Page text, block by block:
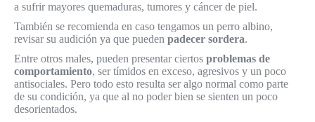
a sufrir mayores quemaduras, tumores y cáncer de piel.
También se recomienda en caso tengamos un perro albino,
revisar su audición ya que pueden padecer sordera.
Entre otros males, pueden presentar ciertos problemas de
comportamiento, ser tímidos en exceso, agresivos y un poco
antisociales. Pero todo esto resulta ser algo normal como parte
de su condición, ya que al no poder bien se sienten un poco
desorientados.